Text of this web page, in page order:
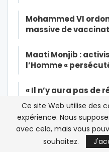
Mohammed VI
massive de
Maati Monjib :
l’Homme «
« Il n’y aura pas de
que les musulmans
Dialogue inter-
réunion constitue
Ce site Web utilise des
expérience. Nous
avec cela, mais vous
souhaitez.